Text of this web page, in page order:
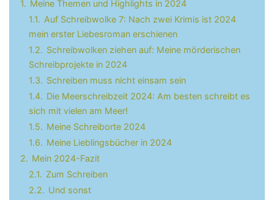
1. Meine Themen und Highlights in 2024
1.1. Auf Schreibwolke 7: Nach zwei Krimis ist 2024
mein erster Liebesroman erschienen
1.2. Schreibwolken ziehen auf: Meine mörderischen
Schreibprojekte in 2024
1.3. Schreiben muss nicht einsam sein
1.4. Die Meerschreibzeit 2024: Am besten schreibt es
sich mit vielen am Meer!
1.5. Meine Schreiborte 2024
1.6. Meine Lieblingsbücher in 2024
2. Mein 2024-Fazit
2.1. Zum Schreiben
2.2. Und sonst